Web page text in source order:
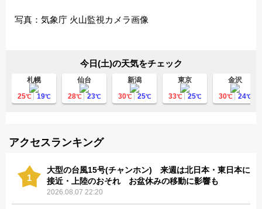
写真：気象庁 火山監視カメラ画像
今日(土)の天気をチェック
札幌
25℃ 19℃
仙台
28℃ 23℃
新潟
30℃ 25℃
東京
33℃ 25℃
金沢
30℃ 24℃
アクセスランキング
1
大型の台風15号(チャンホン) 来週は北日本・東日本に
接近・上陸のおそれ お盆休みの移動に影響も
2026.08.07 22:20